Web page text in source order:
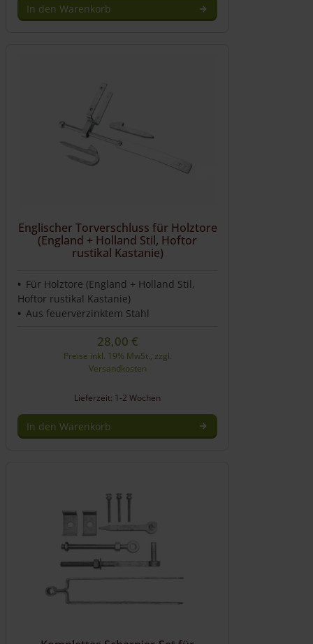
In den Warenkorb
Englischer Torverschluss für Holztore
(England + Holland Stil, Hoftor
rustikal Kastanie)
Für Holztore (England + Holland Stil,
Hoftor rustikal Kastanie)
Aus feuerverzinktem Stahl
28,00 €
Preise inkl. 19% MwSt., zzgl.
Versandkosten
Lieferzeit: 1-2 Wochen
In den Warenkorb